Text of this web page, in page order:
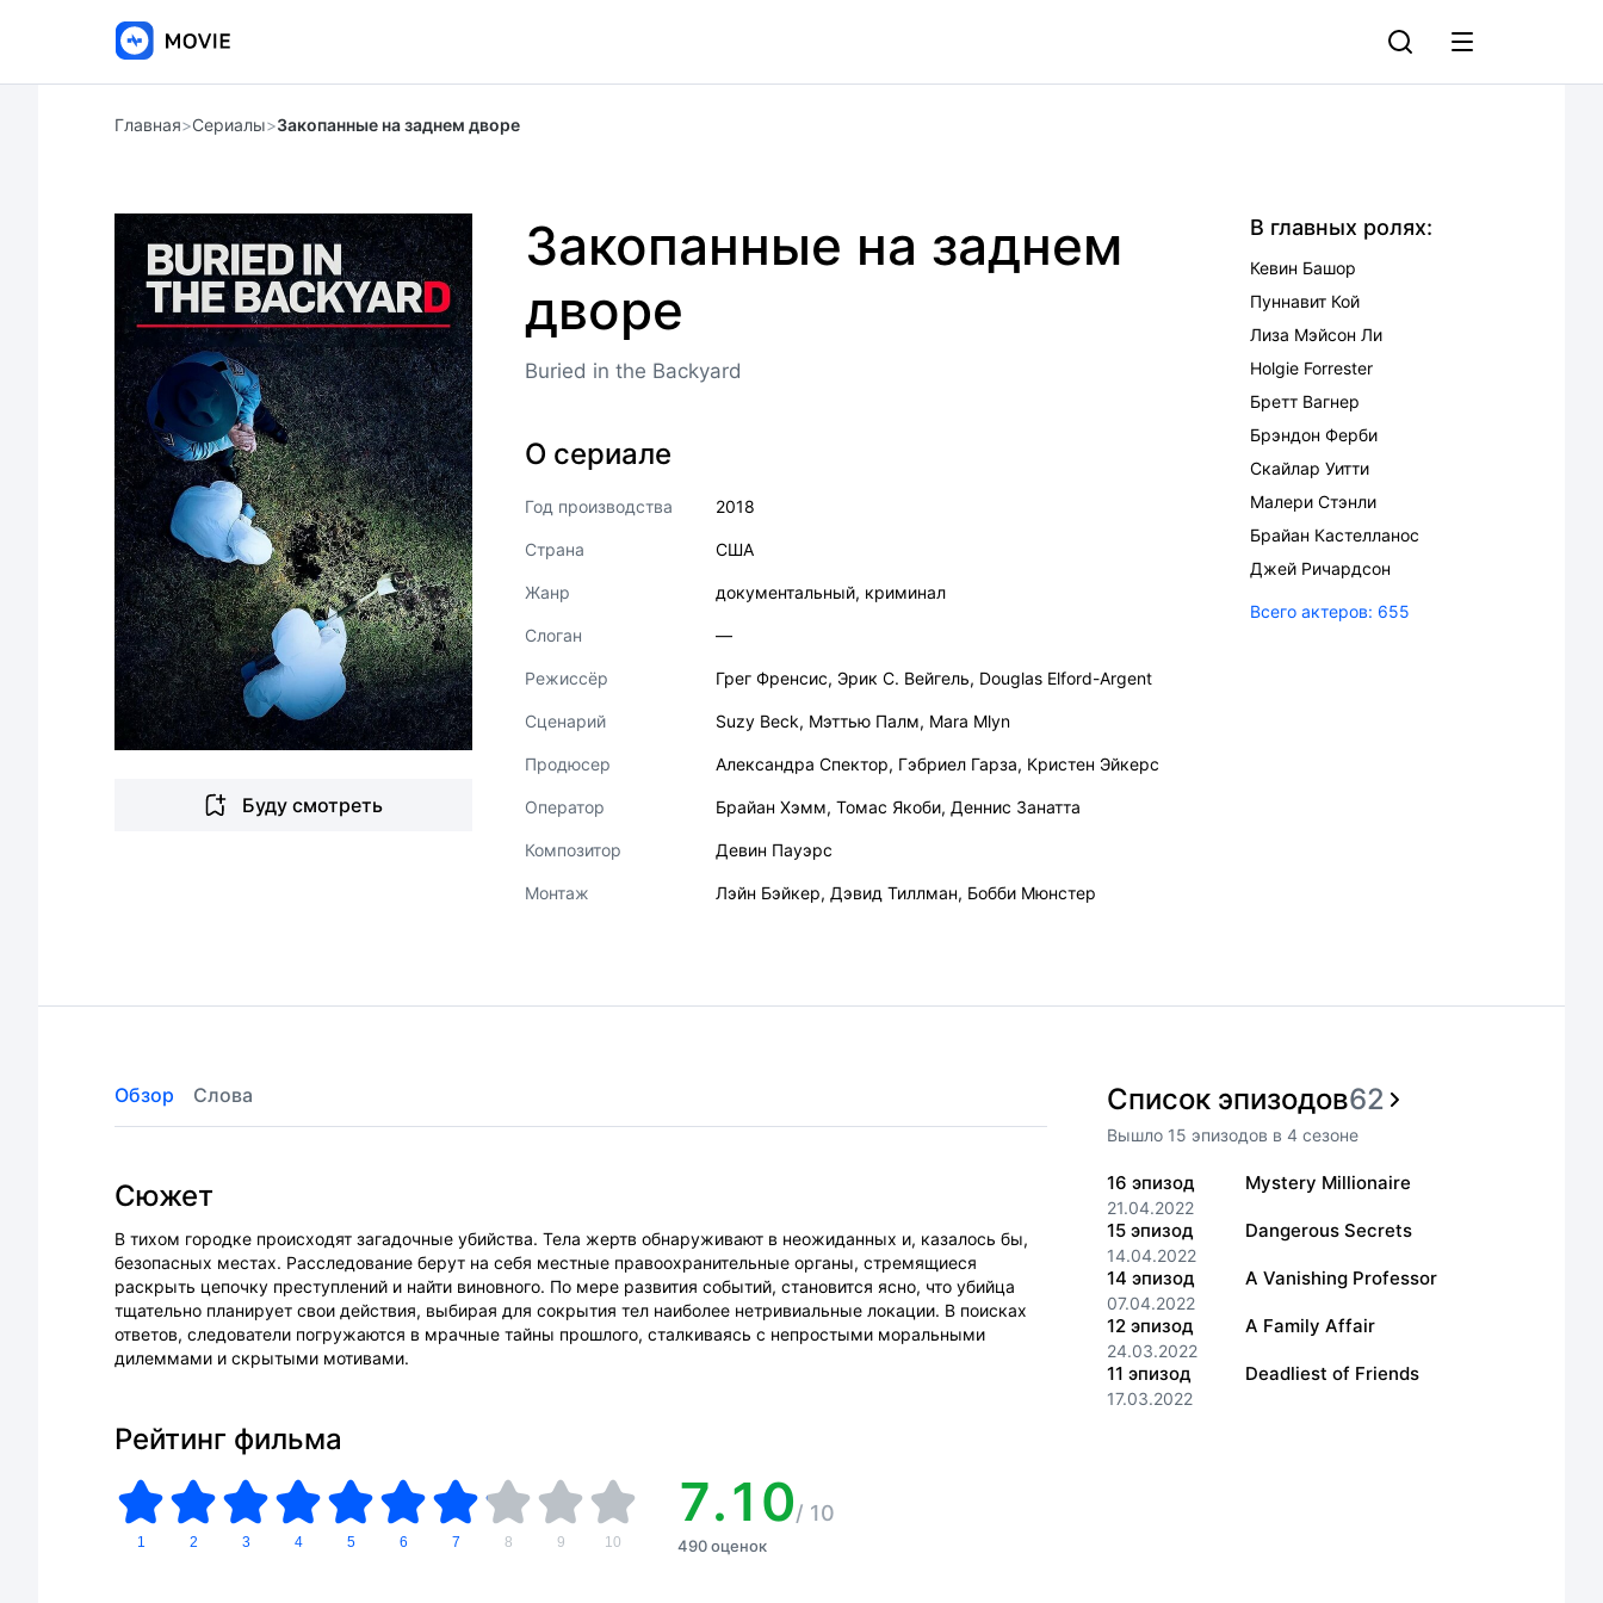
Главная>Сериалы>Закопанные на заднем дворе
Буду смотреть
Закопанные на заднем
дворе
Buried in the Backyard
О сериале
Год производства 2018
Страна США
Жанр документальный, криминал
Слоган —
Режиссёр Грег Френсис, Эрик С. Вейгель, Douglas Elford-Argent
Сценарий Suzy Beck, Мэттью Палм, Mara Mlyn
Продюсер Александра Спектор, Гэбриел Гарза, Кристен Эйкерс
Оператор Брайан Хэмм, Томас Якоби, Деннис Занатта
Композитор Девин Пауэрс
Монтаж Лэйн Бэйкер, Дэвид Тиллман, Бобби Мюнстер
В главных ролях:
Кевин Башор
Пуннавит Кой
Лиза Мэйсон Ли
Holgie Forrester
Бретт Вагнер
Брэндон Ферби
Скайлар Уитти
Малери Стэнли
Брайан Кастелланос
Джей Ричардсон
Всего актеров: 655
Обзор Слова
Сюжет
В тихом городке происходят загадочные убийства. Тела жертв обнаруживают в неожиданных и, казалось бы,
безопасных местах. Расследование берут на себя местные правоохранительные органы, стремящиеся
раскрыть цепочку преступлений и найти виновного. По мере развития событий, становится ясно, что убийца
тщательно планирует свои действия, выбирая для сокрытия тел наиболее нетривиальные локации. В поисках
ответов, следователи погружаются в мрачные тайны прошлого, сталкиваясь с непростыми моральными
дилеммами и скрытыми мотивами.
Рейтинг фильма
1 2 3 4 5 6 7 8 9 10
7.10/ 10
490 оценок
Список эпизодов62
Вышло 15 эпизодов в 4 сезоне
16 эпизод
21.04.2022
Mystery Millionaire
15 эпизод
14.04.2022
Dangerous Secrets
14 эпизод
07.04.2022
A Vanishing Professor
12 эпизод
24.03.2022
A Family Affair
11 эпизод
17.03.2022
Deadliest of Friends